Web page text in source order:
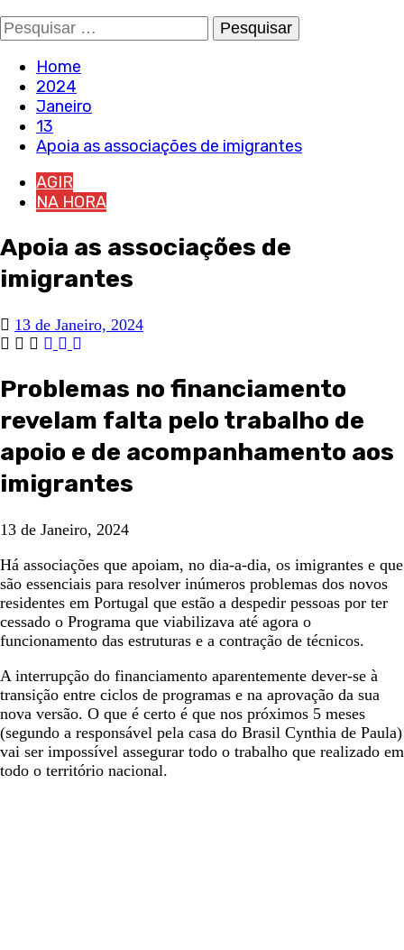
Pesquisar
por:
Home
2024
Janeiro
13
Apoia as associações de imigrantes
AGIR
NA HORA
Apoia as associações de
imigrantes
13 de Janeiro, 2024
Problemas no financiamento
revelam falta pelo trabalho de
apoio e de acompanhamento aos
imigrantes
13 de Janeiro, 2024
Há associações que apoiam, no dia-a-dia, os imigrantes e que
são essenciais para resolver inúmeros problemas dos novos
residentes em Portugal que estão a despedir pessoas por ter
cessado o Programa que viabilizava até agora o
funcionamento das estruturas e a contração de técnicos.
A interrupção do financiamento aparentemente dever-se à
transição entre ciclos de programas e na aprovação da sua
nova versão. O que é certo é que nos próximos 5 meses
(segundo a responsável pela casa do Brasil Cynthia de Paula)
vai ser impossível assegurar todo o trabalho que realizado em
todo o território nacional.